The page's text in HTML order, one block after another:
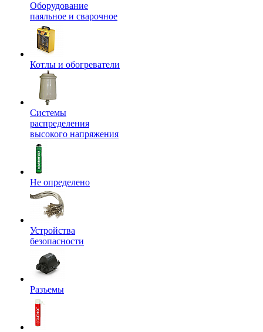
Оборудование
паяльное и сварочное
Котлы и обогреватели
Системы
распределения
высокого напряжения
Не определено
Устройства
безопасности
Разъемы